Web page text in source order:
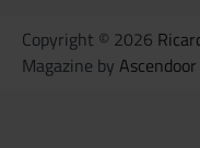
Copyright © 2026
Magazine by Ascendoor